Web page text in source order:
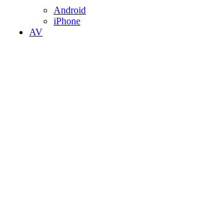
Android
iPhone
AV